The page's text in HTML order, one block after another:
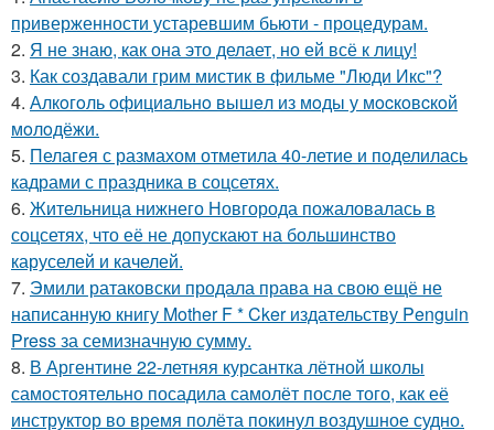
приверженности устаревшим бьюти - процедурам.
2. Я не знаю, как она это делает, но ей всё к лицу!
3. Как создавали грим мистик в фильме "Люди Икс"?
4. Алкoгoль oфициaльнo вышeл из мoды у мocкoвcкoй
мoлoдёжи.
5. Пелагея с размахом отметила 40-летие и поделилась
кадрами с праздника в соцсетях.
6. Жительница нижнего Новгорода пожаловалась в
соцсетях, что её не допускают на большинство
каруселей и качелей.
7. Эмили ратаковски продала права на свою ещё не
написанную книгу Mother F * Cker издательству Penguin
Press за семизначную сумму.
8. В Аргентине 22-летняя курсантка лётной школы
самостоятельно посадила самолёт после того, как её
инструктор во время полёта покинул воздушное судно.